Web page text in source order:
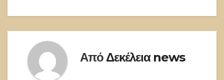
Από Δεκέλεια news